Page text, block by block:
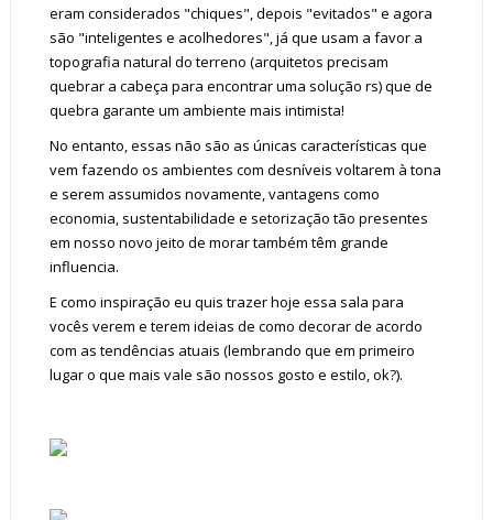
eram considerados "chiques", depois "evitados" e agora
são "inteligentes e acolhedores", já que usam a favor a
topografia natural do terreno (arquitetos precisam
quebrar a cabeça para encontrar uma solução rs) que de
quebra garante um ambiente mais intimista!
No entanto, essas não são as únicas características que
vem fazendo os ambientes com desníveis voltarem à tona
e serem assumidos novamente, vantagens como
economia, sustentabilidade e setorização tão presentes
em nosso novo jeito de morar também têm grande
influencia.
E como inspiração eu quis trazer hoje essa sala para
vocês verem e terem ideias de como decorar de acordo
com as tendências atuais (lembrando que em primeiro
lugar o que mais vale são nossos gosto e estilo, ok?).